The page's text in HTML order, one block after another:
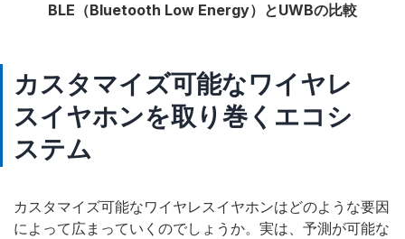
BLE（Bluetooth Low Energy）とUWBの比較
カスタマイズ可能なワイヤレ
スイヤホンを取り巻くエコシ
ステム
カスタマイズ可能なワイヤレスイヤホンはどのような要因
によって広まっていくのでしょうか。実は、予測が可能な